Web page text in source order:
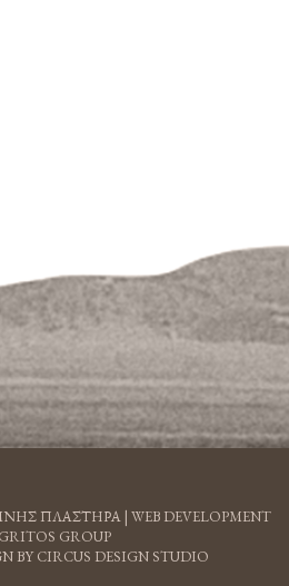
ΠΛΑΣΤΗΡΑ | WEB DEVELOPMENT
GROUP
BY CIRCUS DESIGN STUDIO